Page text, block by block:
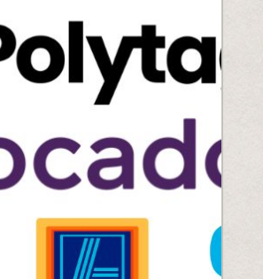
Comprenez la législation à venir
PPWR
SB54
ESPR
Contactez notre
Rencontrez l'équipe
Partenaires